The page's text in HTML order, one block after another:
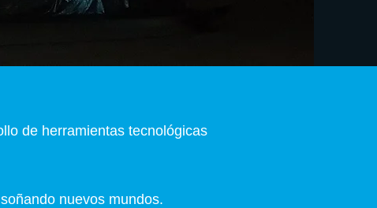
de herramientas tecnológicas
nuevos mundos.